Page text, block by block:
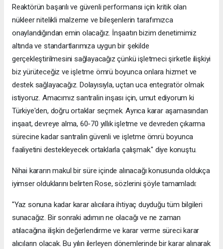
Reaktörün başarılı ve güvenli performansı için kritik olan
nükleer nitelikli malzeme ve bileşenlerin tarafımızca
onaylandığından emin olacağız. İnşaatın bizim denetimimiz
altında ve standartlarımıza uygun bir şekilde
gerçekleştirilmesini sağlayacağız çünkü işletmeci şirketle ilişkiyi
biz yürüteceğiz ve işletme ömrü boyunca onlara hizmet ve
destek sağlayacağız. Dolayısıyla, uçtan uca entegratör olmak
istiyoruz. Amacımız santralin inşası için, umut ediyorum ki
Türkiye'den, doğru ortaklar seçmek. Ayrıca karar aşamasından
inşaat, devreye alma, 60-70 yıllık işletme ve devreden çıkarma
sürecine kadar santralin güvenli ve işletme ömrü boyunca
faaliyetini destekleyecek ortaklarla çalışmak." diye konuştu.
Nihai kararın makul bir süre içinde alınacağı konusunda oldukça
iyimser olduklarını belirten Rose, sözlerini şöyle tamamladı:
"Yaz sonuna kadar karar alıcılara ihtiyaç duyduğu tüm bilgileri
sunacağız. Bir sonraki adımın ne olacağı ve ne zaman
atılacağına ilişkin değerlendirme ve karar verme süreci karar
alıcıların olacak. Bu yılın ilerleyen dönemlerinde bir karar alınarak